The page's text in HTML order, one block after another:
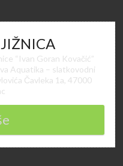
“Ivan Goran Kovačić”
Aquatika – slatkovodni
Čavleka 1a, 47000